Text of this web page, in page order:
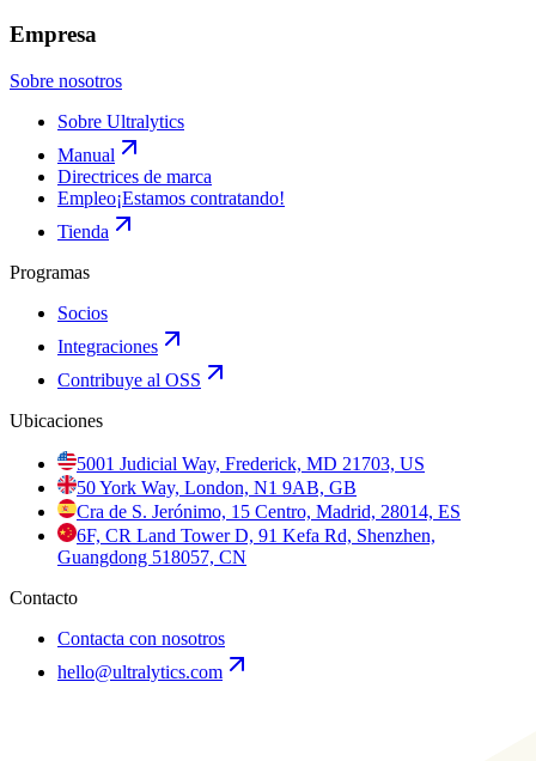
Empresa
Sobre nosotros
Sobre Ultralytics
Manual
Directrices de marca
Empleo¡Estamos contratando!
Tienda
Programas
Socios
Integraciones
Contribuye al OSS
Ubicaciones
5001 Judicial Way, Frederick, MD 21703, US
50 York Way, London, N1 9AB, GB
Cra de S. Jerónimo, 15 Centro, Madrid, 28014, ES
6F, CR Land Tower D, 91 Kefa Rd, Shenzhen,
Guangdong 518057, CN
Contacto
Contacta con nosotros
hello@ultralytics.com